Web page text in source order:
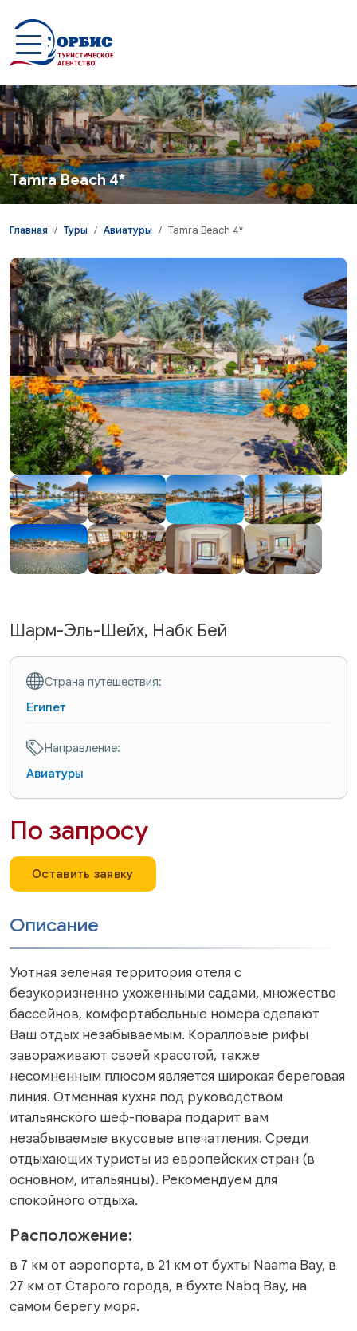
Tamra Beach 4*
Главная Туры Авиатуры Tamra Beach 4*
Шарм-Эль-Шейх, Набк Бей
Страна путешествия:
Египет
Направление:
Авиатуры
По запросу
Оставить заявку
Описание
Уютная зеленая территория отеля c
безукоризненно ухоженными садами, множество
бассейнов, комфортабельные номера сделают
Ваш отдых незабываемым. Коралловые рифы
завораживают своей красотой, также
несомненным плюсом является широкая береговая
линия. Отменная кухня под руководством
итальянского шеф-повара подарит вам
незабываемые вкусовые впечатления. Среди
отдыхающих туристы из европейских стран (в
основном, итальянцы). Рекомендуем для
спокойного отдыха.
Расположение:
в 7 км от аэропорта, в 21 км от бухты Naama Bay, в
27 км от Старого города, в бухте Nabq Bay, на
самом берегу моря.